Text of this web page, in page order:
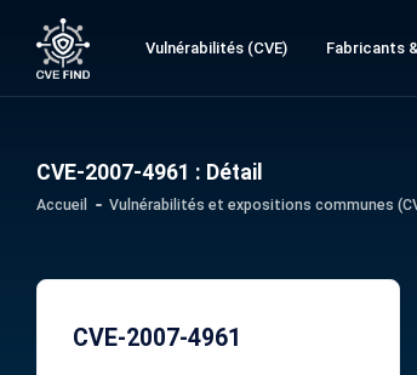
Vulnérabilités (CVE) Fabricants
CVE-2007-4961 : Détail
Accueil Vulnérabilités et expositions communes
CVE-2007-4961